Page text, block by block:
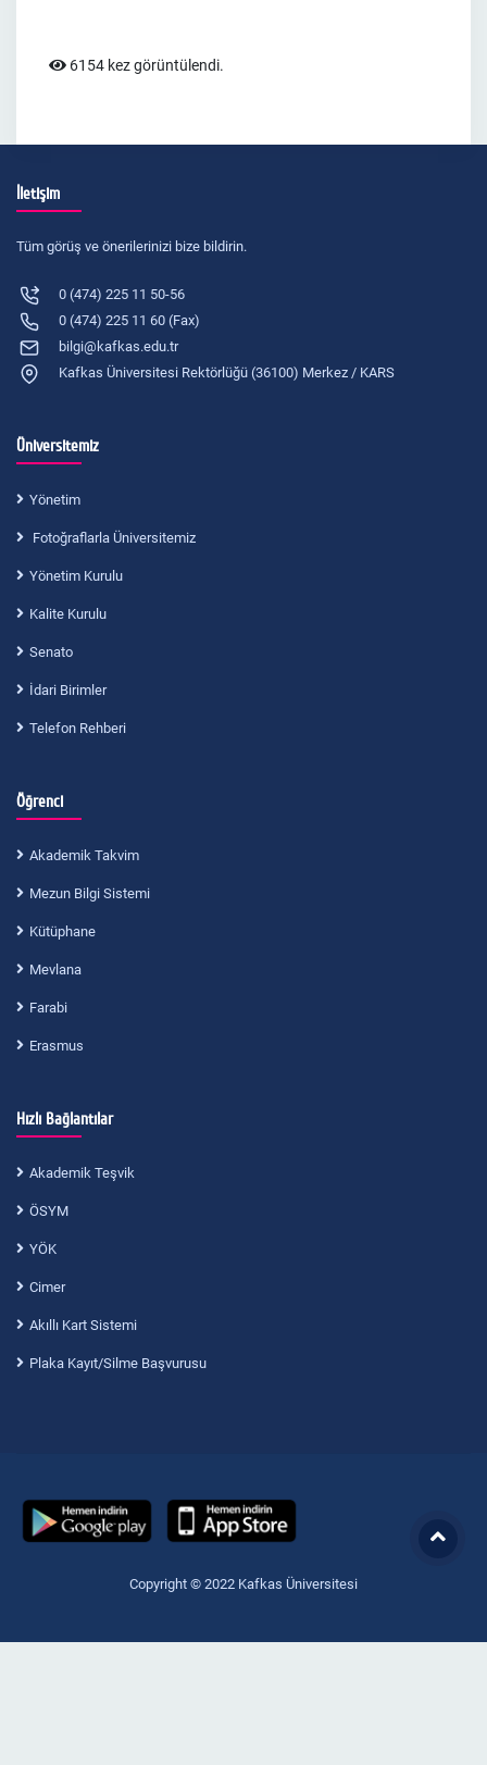
6154 kez görüntülendi.
İletişim
Tüm görüş ve önerilerinizi bize bildirin.
0 (474) 225 11 50-56
0 (474) 225 11 60 (Fax)
bilgi@kafkas.edu.tr
Kafkas Üniversitesi Rektörlüğü (36100) Merkez / KARS
Üniversitemiz
Yönetim
Fotoğraflarla Üniversitemiz
Yönetim Kurulu
Kalite Kurulu
Senato
İdari Birimler
Telefon Rehberi
Öğrenci
Akademik Takvim
Mezun Bilgi Sistemi
Kütüphane
Mevlana
Farabi
Erasmus
Hızlı Bağlantılar
Akademik Teşvik
ÖSYM
YÖK
Cimer
Akıllı Kart Sistemi
Plaka Kayıt/Silme Başvurusu
Copyright © 2022 Kafkas Üniversitesi